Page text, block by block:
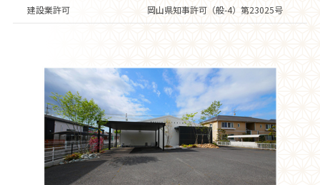
建設業許可 岡山県知事許可（般-4）第23025号